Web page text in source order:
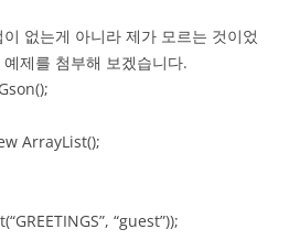
없는게 아니라 제가 모르는 것이었
제를 첨부해 보겠습니다.
ArrayList();
“guest”));